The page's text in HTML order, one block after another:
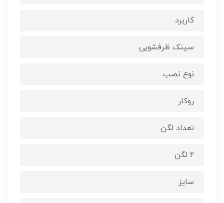
کاربرد
سینک ظرفشویی
نوع نصب
روکار
تعداد لگن
۲ لگن
سایز